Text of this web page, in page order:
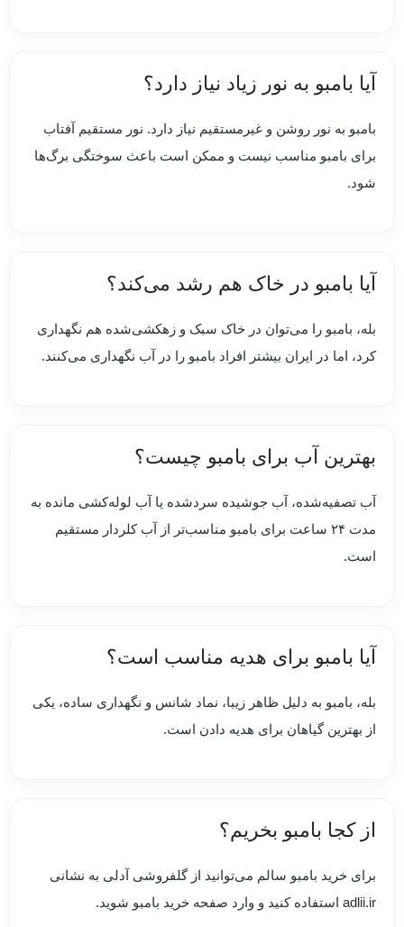
آیا بامبو به نور زیاد نیاز دارد؟
بامبو به نور روشن و غیرمستقیم نیاز دارد. نور مستقیم آفتاب
برای بامبو مناسب نیست و ممکن است باعث سوختگی برگ‌ها
شود.
آیا بامبو در خاک هم رشد می‌کند؟
بله، بامبو را می‌توان در خاک سبک و زهکشی‌شده هم نگهداری
کرد، اما در ایران بیشتر افراد بامبو را در آب نگهداری می‌کنند.
بهترین آب برای بامبو چیست؟
آب تصفیه‌شده، آب جوشیده سردشده یا آب لوله‌کشی مانده به
مدت ۲۴ ساعت برای بامبو مناسب‌تر از آب کلردار مستقیم
است.
آیا بامبو برای هدیه مناسب است؟
بله، بامبو به دلیل ظاهر زیبا، نماد شانس و نگهداری ساده، یکی
از بهترین گیاهان برای هدیه دادن است.
از کجا بامبو بخریم؟
برای خرید بامبو سالم می‌توانید از گلفروشی آدلی به نشانی
adlii.ir استفاده کنید و وارد صفحه خرید بامبو شوید.